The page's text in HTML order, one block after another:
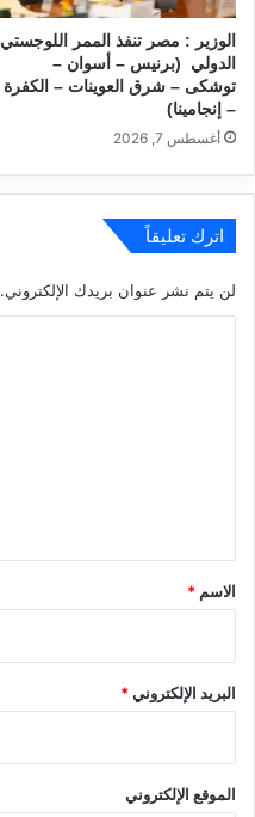
الوزير : مصر تنفذ الممر اللوجستي
الدولي (برنيس – أسوان –
توشكى – شرق العوينات – الكفرة
– إنجامينا)
أغسطس 7, 2026
اترك تعليقاً
لن يتم نشر عنوان بريدك الإلكتروني.
*
الاسم *
البريد الإلكتروني*
الموقع الإلكتروني